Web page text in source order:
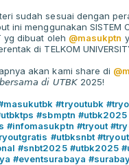
sudah sesuai dengan
ini menggunakan SISTEM
yg dibuat oleh @masukptn
di TELKOM
akan kami share di
𝘣𝘦𝘳𝘴𝘢𝘮𝘢 𝘥𝘪 𝘜𝘛𝘉𝘒2025!
#tryoutubk
#sbmptn #utbk2025
#infomasukptn #tryout
#utbksnbt
#snbt2025 #utbk2025
#eventsurabaya